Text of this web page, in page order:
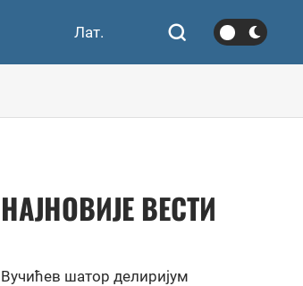
Лат.
НАЈНОВИЈЕ ВЕСТИ
Вучићев шатор делиријум